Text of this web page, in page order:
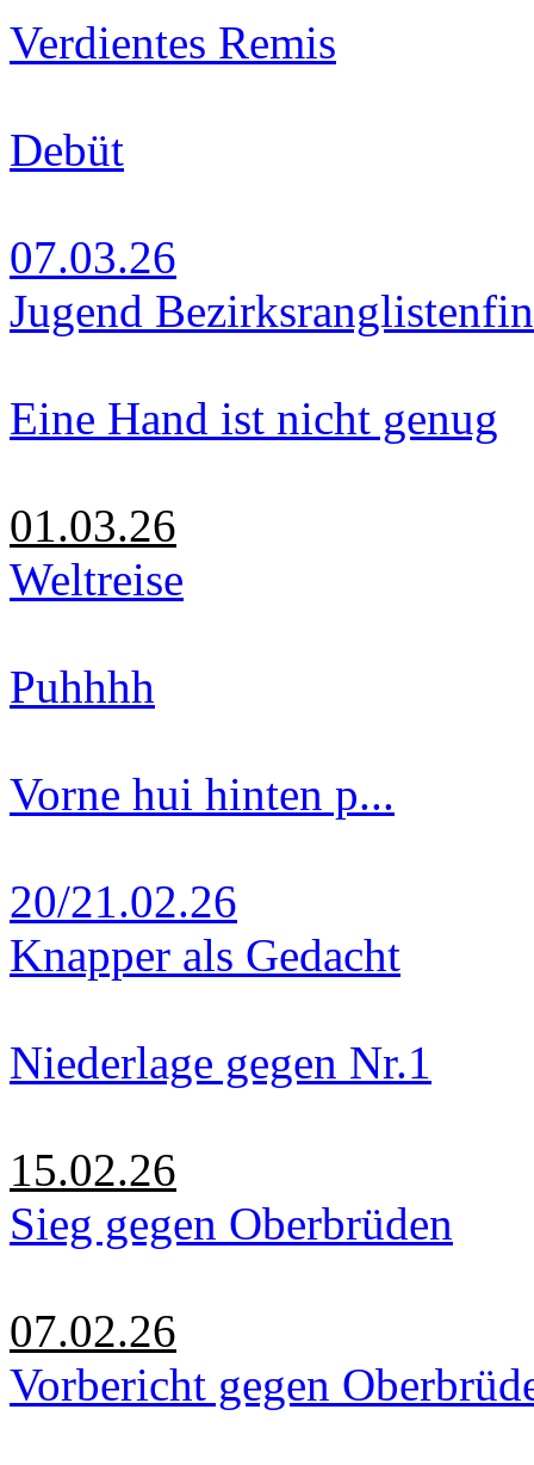
Verdientes Remis
Debüt
07.03.26
Jugend
Eine Hand ist nicht genug
01.03.26
Weltreise
Puhhhh
Vorne hui hinten p...
20/21.02.26
Knapper als Gedacht
Niederlage gegen Nr.1
15.02.26
Sieg gegen Oberbrüden
07.02.26
Vorbericht gegen